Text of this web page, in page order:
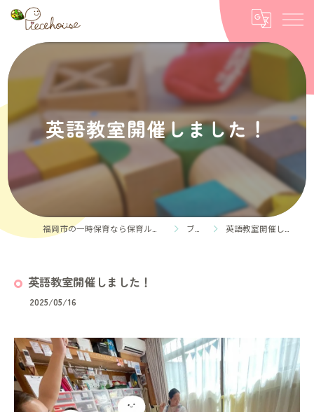
英語教室開催しました！
ブログ 英語教室開催しました！
英語教室開催しました！
2025/05/16